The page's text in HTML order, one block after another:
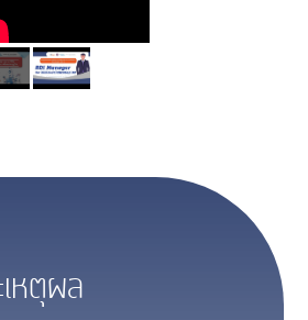
หตุผล